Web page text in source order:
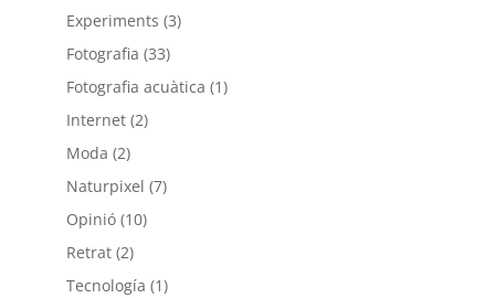
Experiments (3)
Fotografia (33)
Fotografia acuàtica (1)
Internet(2)
Moda (2)
Naturpixel (7)
Opinió(10)
Retrat(2)
Tecnología (1)